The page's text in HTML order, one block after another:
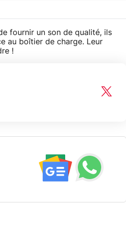
fournir un son de qualité, ils
au boîtier de charge. Leur
!